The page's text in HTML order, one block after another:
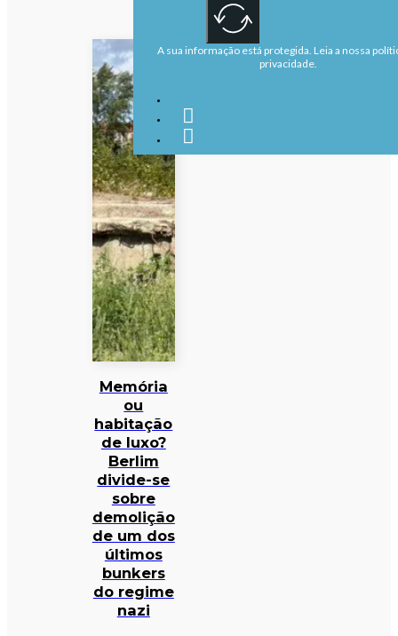
Memória
ou
habitação
de luxo?
Berlim
divide-se
sobre
demolição
de um dos
últimos
bunkers
do regime
nazi
A sua informação está protegida. Leia a nossa
privacidade.